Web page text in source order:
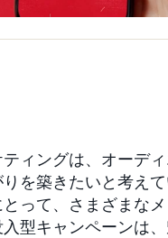
ィングは、オーデ
りを築きたいと考え
って、さまざまな
型キャンペーンは